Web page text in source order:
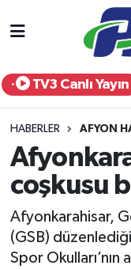
TV3 Canlı Yayın
HABERLER AFYON
coşkusu
Afyonkarahisar,
(GSB)
Spor Okulları’nın
Yurt Haber
Afyon Haber
Siyaset
Spor
Eğitim
Süper Lig
Tüm